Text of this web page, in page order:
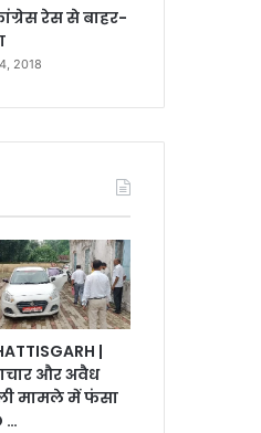
रेस से बाहर-
2018
|
और अवैध
मामले में फंसा
…